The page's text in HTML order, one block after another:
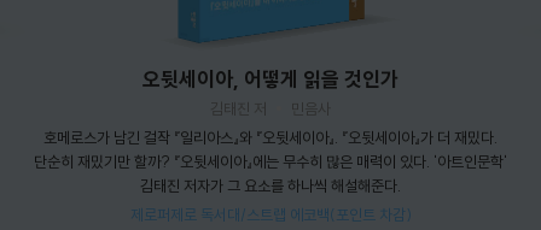
오뒷세이아, 어떻게 읽을 것인가
김태진 저
민음사
호메로스가 남긴 걸작 『일리아스』와 『오뒷세이아』. 『오뒷세이아』가 더 재밌다.
단순히 재밌기만 할까? 『오뒷세이아』에는 무수히 많은 매력이 있다. '아트인문학'
김태진 저자가 그 요소를 하나씩 해설해준다.
제로퍼제로 독서대/스트랩 에코백(포인트 차감)